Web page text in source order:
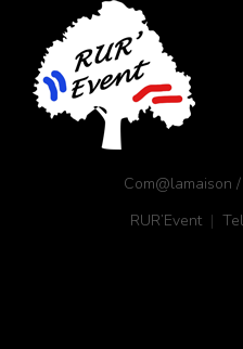
Com@lamaison
RUR’Event |